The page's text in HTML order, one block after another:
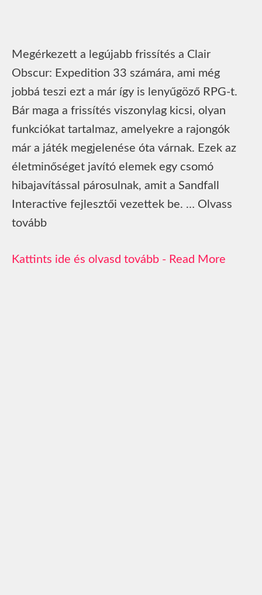
Megérkezett a legújabb frissítés a Clair
Obscur: Expedition 33 számára, ami még
jobbá teszi ezt a már így is lenyűgöző RPG-t.
Bár maga a frissítés viszonylag kicsi, olyan
funkciókat tartalmaz, amelyekre a rajongók
már a játék megjelenése óta várnak. Ezek az
életminőséget javító elemek egy csomó
hibajavítással párosulnak, amit a Sandfall
Interactive fejlesztői vezettek be. … Olvass
tovább
Read More